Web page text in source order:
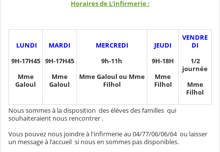
Horaires de L'infirmerie :
LUNDI
9H-17H45
Mme
Galoul
MARDI
9H-17H45
Mme
Galoul
MERCREDI
9h-11h
Mme Galoul ou Mme
Filhol
JEUDI
9H-18H
Mme
Filhol
VENDRE
DI
1/2
journée
Mme
Filhol
Nous sommes à la disposition des élèves des familles qui
souhaiteraient nous rencontrer .
Vous pouvez nous joindre à l'infirmerie au 04/77/06/06/64 ou laisser
un message à l'accueil si nous en sommes pas disponibles.